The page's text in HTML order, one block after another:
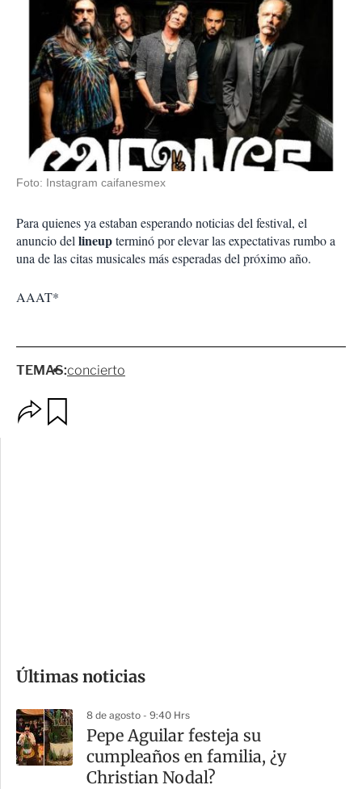
Foto: Instagram caifanesmex
Para quienes ya estaban esperando noticias del festival, el
anuncio dellineupterminó por elevar las expectativas rumbo a
una de las citas musicales más esperadas del próximo año.
AAAT*
TEMAS:concierto
m
a
r
t
Últimas noticias
8 de agosto - 9:40 Hrs
Pepe Aguilar festeja su
cumpleaños en familia, ¿y
Christian Nodal?